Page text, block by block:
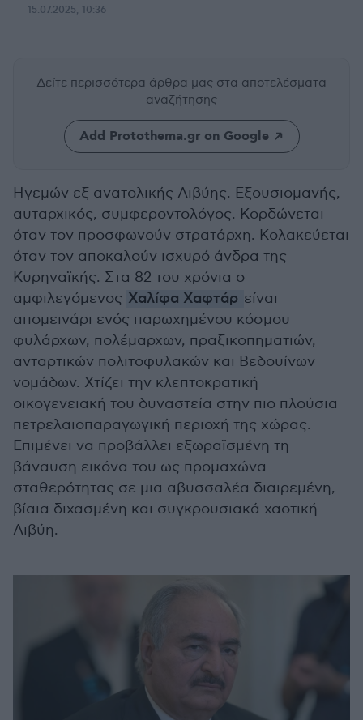
15.07.2025, 10:36
Δείτε περισσότερα άρθρα μας στα αποτελέσματα
αναζήτησης
Add Protothema.gr on Google
Ηγεμών εξ ανατολικής Λιβύης. Εξουσιομανής,
αυταρχικός, συμφεροντολόγος. Κορδώνεται
όταν τον προσφωνούν στρατάρχη. Κολακεύεται
όταν τον αποκαλούν ισχυρό άνδρα της
Κυρηναϊκής. Στα 82 του χρόνια ο
αμφιλεγόμενος Χαλίφα Χαφτάρ είναι
απομεινάρι ενός παρωχημένου κόσμου
φυλάρχων, πολέμαρχων, πραξικοπηματιών,
ανταρτικών πολιτοφυλακών και Βεδουίνων
νομάδων. Χτίζει την κλεπτοκρατική
οικογενειακή του δυναστεία στην πιο πλούσια
πετρελαιοπαραγωγική περιοχή της χώρας.
Επιμένει να προβάλλει εξωραϊσμένη τη
βάναυση εικόνα του ως προμαχώνα
σταθερότητας σε μια αβυσσαλέα διαιρεμένη,
βίαια διχασμένη και συγκρουσιακά χαοτική
Λιβύη.